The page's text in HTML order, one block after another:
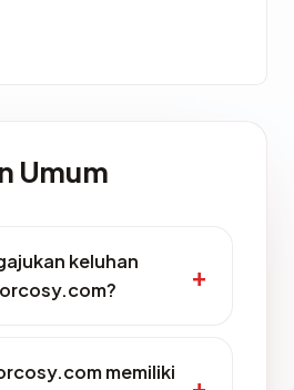
Umum
keluhan
memiliki